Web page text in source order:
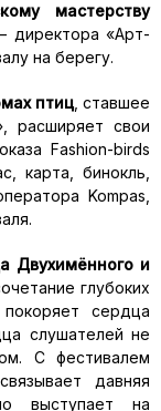
мастерству
директора «Арт-
на берегу.
птиц, ставшее
расширяет свои
Fashion-birds
карта, бинокль,
Kompas,
Двухимённого и
глубоких
сердца
слушателей не
С фестивалем
давняя
выступает на